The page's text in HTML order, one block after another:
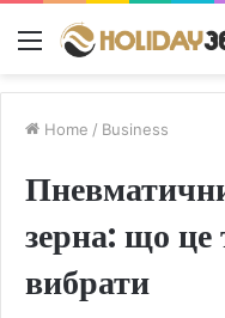
Menu
Home / Business
зерна: що це
вибрати